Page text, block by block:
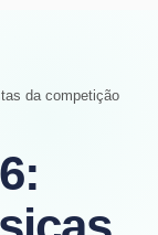
da competição